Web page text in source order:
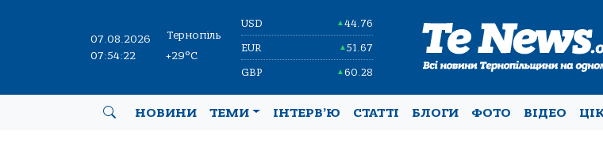
07.08.2026
07:54:23
Тернопіль
+29°C
USD ▲44.76
EUR ▲51.67
GBP ▲60.28
НОВИНИ ТЕМИ ІНТЕРВ’Ю СТАТТІ БЛОГИ ФОТО ВІДЕО